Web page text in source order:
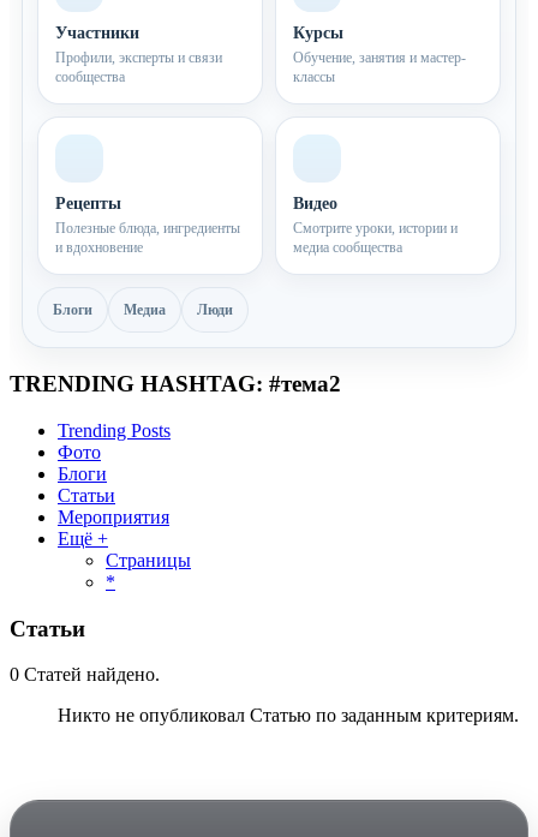
Участники
Профили, эксперты и связи
сообщества
Курсы
Обучение, занятия и мастер-
классы
Рецепты
Полезные блюда, ингредиенты
и вдохновение
Видео
Смотрите уроки, истории и
медиа сообщества
Блоги Медиа Люди
TRENDING HASHTAG: #тема2
Trending Posts
Фото
Блоги
Статьи
Мероприятия
Ещё +
Страницы
*
Статьи
0 Статей найдено.
Никто не опубликовал Статью по заданным критериям.